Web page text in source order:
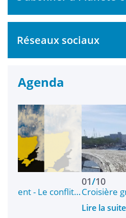
Réseaux sociaux
Agenda
Croisière gratuite guidée